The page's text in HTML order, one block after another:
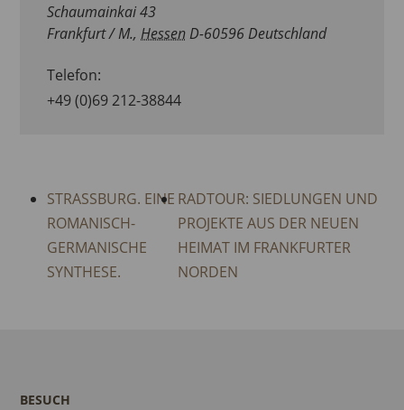
Schaumainkai 43
Frankfurt / M., Hessen D-60596 Deutschland
Telefon:
+49 (0)69 212-38844
STRASSBURG. EINE R
OMANISCH-G
ERMANISCHE S
YNTHESE.
RADTOUR: SIEDLUNGEN UND
PROJEKTE AUS DER NEUEN
HEIMAT IM FRANKFURTER
NORDEN
BESUCH